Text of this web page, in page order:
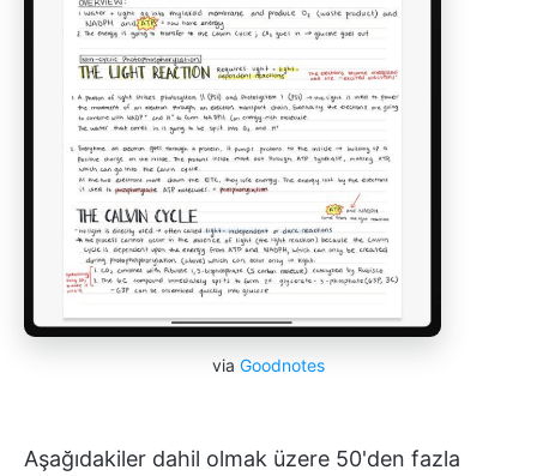
via Goodnotes
Aşağıdakiler dahil olmak üzere 50'den fazla